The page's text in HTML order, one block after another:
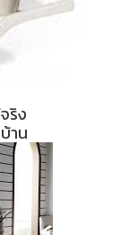
ริง
าน